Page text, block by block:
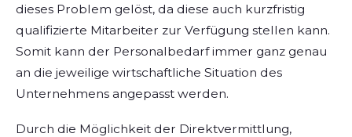
dieses Problem gelöst, da diese auch kurzfristig
qualifizierte Mitarbeiter zur Verfügung stellen kann.
Somit kann der Personalbedarf immer ganz genau
an die jeweilige wirtschaftliche Situation des
Unternehmens angepasst werden.
Durch die Möglichkeit der Direktvermittlung,